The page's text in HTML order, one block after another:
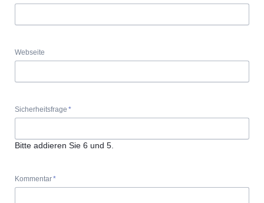
Webseite
Pflichtfeld
Sicherheitsfrage *
Bitte addieren Sie 6 und 5.
Pflichtfeld
Kommentar*